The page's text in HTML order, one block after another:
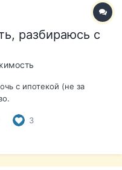
разбираюсь с
с ипотекой (не за
3